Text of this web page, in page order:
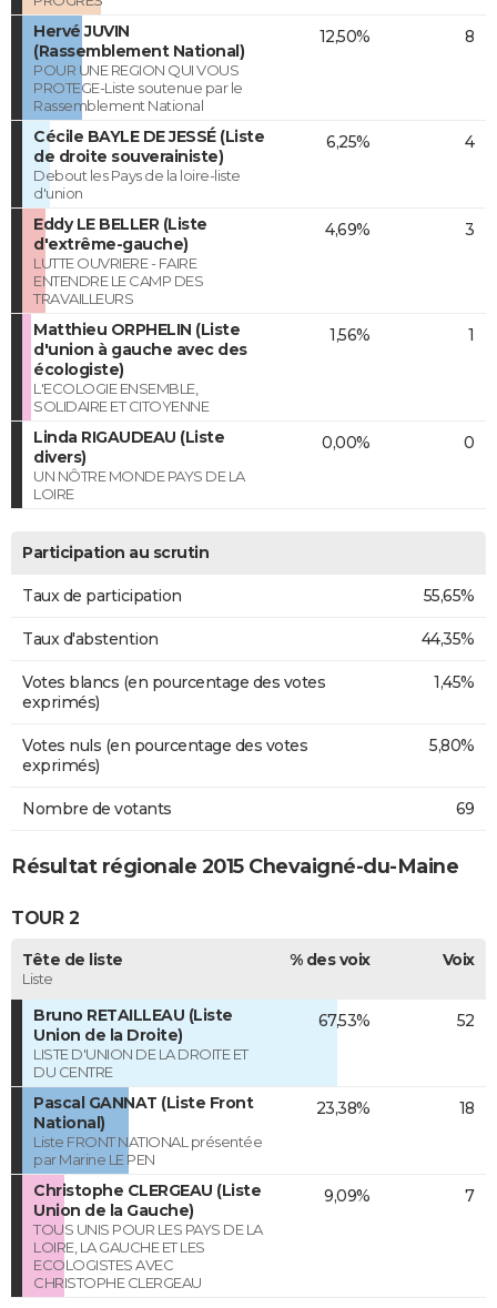
Hervé JUVIN
(Rassemblement National)
POUR UNE REGION QUI VOUS
PROTEGE-Liste soutenue par le
Rassemblement National
12,50% 8
Cécile BAYLE DE JESSÉ (Liste
de droite souverainiste)
Debout les Pays de la loire-liste
d'union
6,25% 4
Eddy LE BELLER (Liste
d'extrême-gauche)
LUTTE OUVRIERE - FAIRE
ENTENDRE LE CAMP DES
TRAVAILLEURS
4,69% 3
Matthieu ORPHELIN (Liste
d'union à gauche avec des
écologiste)
L'ECOLOGIE ENSEMBLE,
SOLIDAIRE ET CITOYENNE
1,56% 1
Linda RIGAUDEAU (Liste
divers)
UN NÔTRE MONDE PAYS DE LA
LOIRE
0,00% 0
Participation au scrutin
Taux de participation 55,65%
Taux d'abstention 44,35%
Votes blancs (en pourcentage des votes
exprimés)
1,45%
Votes nuls (en pourcentage des votes
exprimés)
5,80%
Nombre de votants 69
Résultat régionale 2015 Chevaigné-du-Maine
TOUR 2
Tête de liste
Liste
% des voix Voix
Bruno RETAILLEAU (Liste
Union de la Droite)
LISTE D'UNION DE LA DROITE ET
DU CENTRE
67,53% 52
Pascal GANNAT (Liste Front
National)
Liste FRONT NATIONAL présentée
par Marine LE PEN
23,38% 18
Christophe CLERGEAU (Liste
Union de la Gauche)
TOUS UNIS POUR LES PAYS DE LA
LOIRE, LA GAUCHE ET LES
ECOLOGISTES AVEC
CHRISTOPHE CLERGEAU
9,09% 7